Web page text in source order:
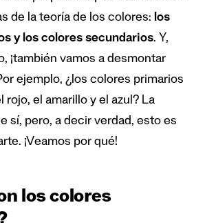
de la teoría de los colores: los
y los colores secundarios. Y,
¡también vamos a desmontar
ejemplo, ¿los colores primarios
rojo, el amarillo y el azul? La
sí, pero, a decir verdad, esto es
¡Veamos por qué!
los colores